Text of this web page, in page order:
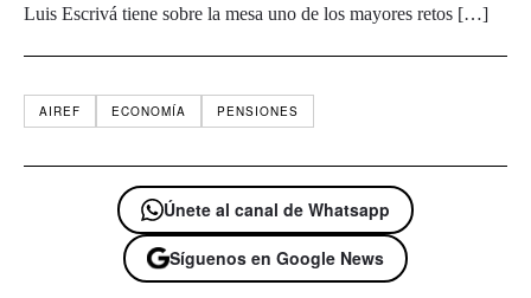
Luis Escrivá tiene sobre la mesa uno de los mayores retos […]
AIREF ECONOMÍA PENSIONES
Únete al canal de Whatsapp
Síguenos en Google News